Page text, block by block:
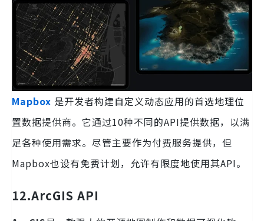
Mapbox 是开发者构建自定义动态应用的首选地理位
置数据提供商。它通过10种不同的API提供数据，以满
足各种使用需求。尽管主要作为付费服务提供，但
Mapbox也设有免费计划，允许有限度地使用其API。
12.ArcGIS API